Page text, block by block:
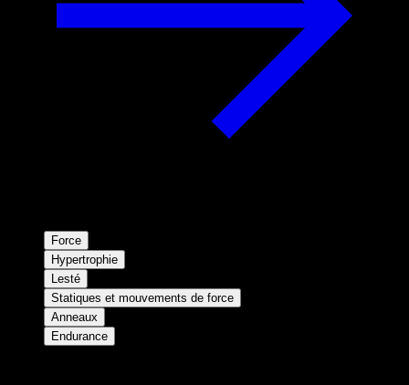
Force
Hypertrophie
Lesté
Statiques et mouvements de force
Anneaux
Endurance